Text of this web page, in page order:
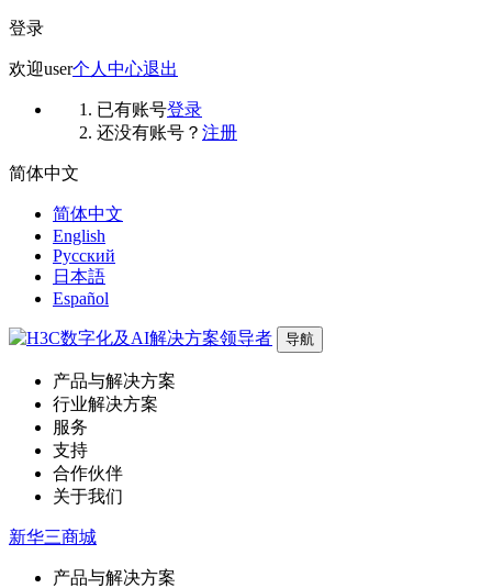
登录
欢迎user个人中心退出
已有账号登录
还没有账号？ 注册
简体中文
简体中文
English
Русский
日本語
Español
导航
产品与解决方案
行业解决方案
服务
支持
合作伙伴
关于我们
新华三商城
产品与解决方案